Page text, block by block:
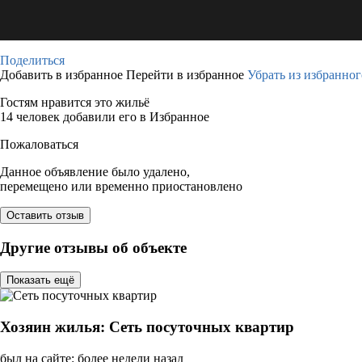
Поделиться
Добавить в избранное Перейти в избранное Убрать из
Гостям нравится это жильё
14 человек добавили его в Избранное
Пожаловаться
Данное объявление было удалено,
перемещено или временно приостановлено
Оставить отзыв
Другие отзывы об объекте
Показать ещё
Хозяин жилья: Сеть посуточных квартир
был на сайте: более недели назад